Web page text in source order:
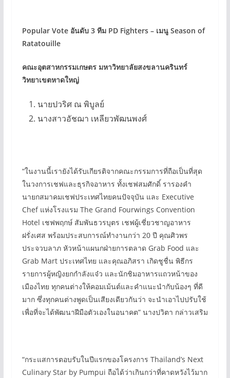
Popular Vote อันดับ 3 ทีม PD Fighters – เมนู Season of
Ratatouille
คณะอุตสาหกรรมเกษตร มหาวิทยาลัยสงขลานครินทร์
วิทยาเขตหาดใหญ่
นายปวริศ ณ พิบูลย์
นางสาวอัชฌา เหลียวพัฒนพงศ์
“ในงานนี้เรายังได้รับเกียรติจากคณะกรรมการที่ถือเป็นที่สุด
ในวงการเชฟและธุรกิจอาหาร ทั้งเชฟสมศักดิ์ รารองคำ
นายกสมาคมเชฟประเทศไทยคนปัจจุบัน และ Executive
Chef แห่งโรงแรม The Grand Fourwings Convention
Hotel เชฟพฤกษ์ สัมพันธวรบุตร เชฟผู้เชี่ยวชาญอาหาร
ฝรั่งเศส พร้อมประสบการณ์ทำงานกว่า 20 ปี คุณศิวพร
ประจวบลาภ หัวหน้าแผนกฝ่ายการตลาด Grab Food และ
Grab Mart ประเทศไทย และคุณอภิสรา เกิดชูชื่น พิธีกร
รายการผู้หญิงยกกำลังแจ๋ว และนักชิมอาหารแถวหน้าของ
เมืองไทย ทุกคนต่างให้คอมเม้นต์และคำแนะนำกับน้องๆ ที่ดี
มาก ซึ่งทุกคนต่างพูดเป็นเสียงเดียวกันว่า จะนำเอาไปปรับใช้
เพื่อที่จะได้พัฒนาฝีมือตัวเองในอนาคต” นางปวิตา กล่าวเสริม
“กระแสการตอบรับในปีแรกของโครงการ Thailand’s Next
Culinary Star by Pumpui ถือได้ว่าเกินกว่าที่คาดหวังไว้มาก